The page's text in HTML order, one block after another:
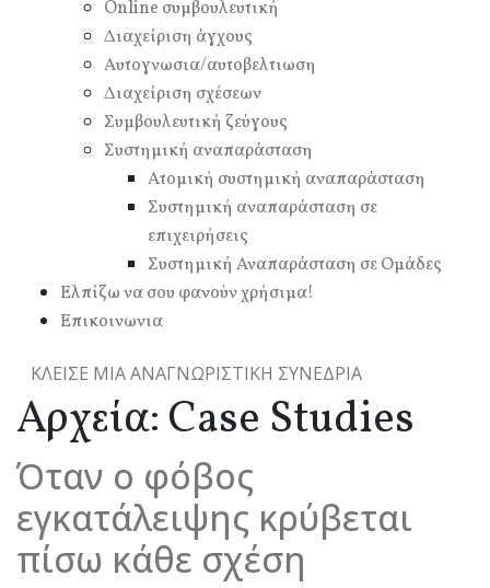
Online συμβουλευτική
Διαχείριση άγχους
Αυτογνωσια/αυτοβελτιωση
Διαχείριση σχέσεων
Συμβουλευτική ζεύγους
Συστημική αναπαράσταση
Ατομική συστημική αναπαράσταση
Συστημική αναπαράσταση σε
επιχειρήσεις
Συστημική Αναπαράσταση σε Ομάδες
Ελπίζω να σου φανούν χρήσιμα!
Επικοινωνια
ΚΛΕΙΣΕ ΜΙΑ ΑΝΑΓΝΩΡΙΣΤΙΚΗ ΣΥΝΕΔΡΙΑ
Αρχεία:Case Studies
Όταν ο φόβος
εγκατάλειψης κρύβεται
πίσω κάθε σχέση